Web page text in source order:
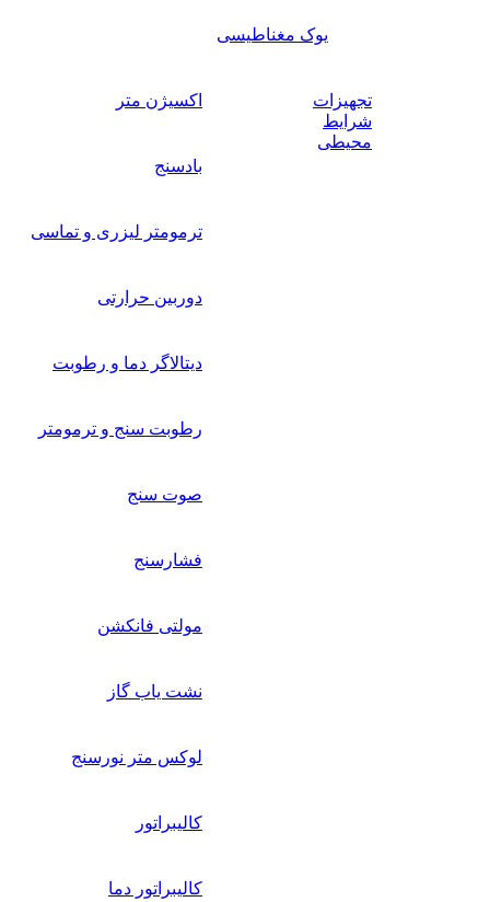
یوک مغناطیسی
تجهیزات
شرایط
محیطی
اکسیژن متر
بادسنج
ترمومتر لیزری و تماسی
دوربین حرارتی
دیتالاگر دما و رطوبت
رطوبت سنج و ترمومتر
صوت سنج
فشارسنج
مولتی فانکشن
نشت یاب گاز
لوکس متر نورسنج
کالیبراتور
کالیبراتور دما